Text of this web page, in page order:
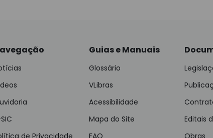
de Privacidade
Guias e Manuais
Glossário
VLibras
Acessibilidade
Mapa do Site
FAQ
Editais
Obras